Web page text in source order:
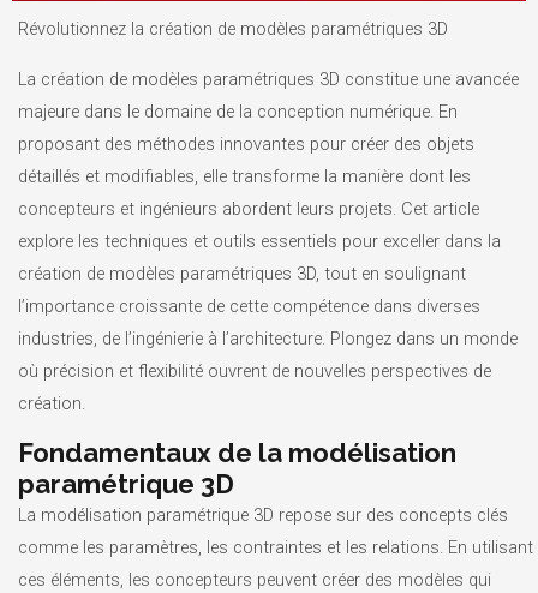
Révolutionnez la création de modèles paramétriques 3D
La création de modèles paramétriques 3D constitue une avancée
majeure dans le domaine de la conception numérique. En
proposant des méthodes innovantes pour créer des objets
détaillés et modifiables, elle transforme la manière dont les
concepteurs et ingénieurs abordent leurs projets. Cet article
explore les techniques et outils essentiels pour exceller dans la
création de modèles paramétriques 3D, tout en soulignant
l’importance croissante de cette compétence dans diverses
industries, de l’ingénierie à l’architecture. Plongez dans un monde
où précision et flexibilité ouvrent de nouvelles perspectives de
création.
Fondamentaux de la modélisation
paramétrique 3D
La modélisation paramétrique 3D repose sur des concepts clés
comme les paramètres, les contraintes et les relations. En utilisant
ces éléments, les concepteurs peuvent créer des modèles qui